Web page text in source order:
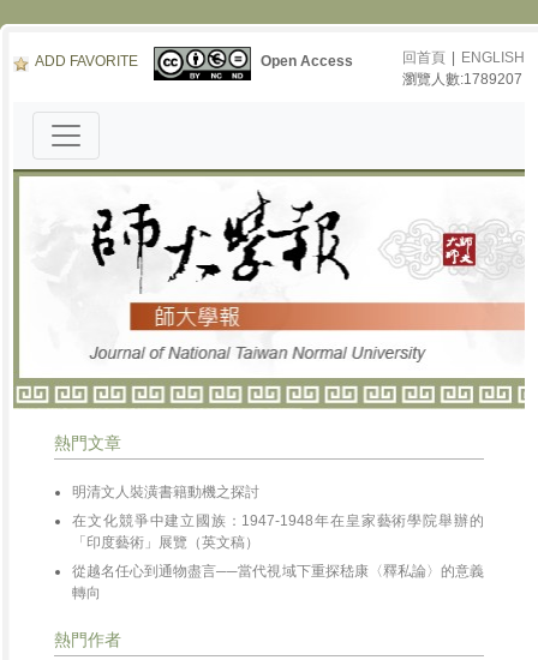
ADD FAVORITE Open Access 回首頁
ENGLISH
瀏覽人數:1789207
熱門文章
明清文人裝潢書籍動機之探討
在文化競爭中建立國族：1947-1948年在皇家藝術學院舉辦的
「印度藝術」展覽（英文稿）
從越名任心到通物盡言──當代視域下重探嵇康〈釋私論〉的意義
轉向
熱門作者